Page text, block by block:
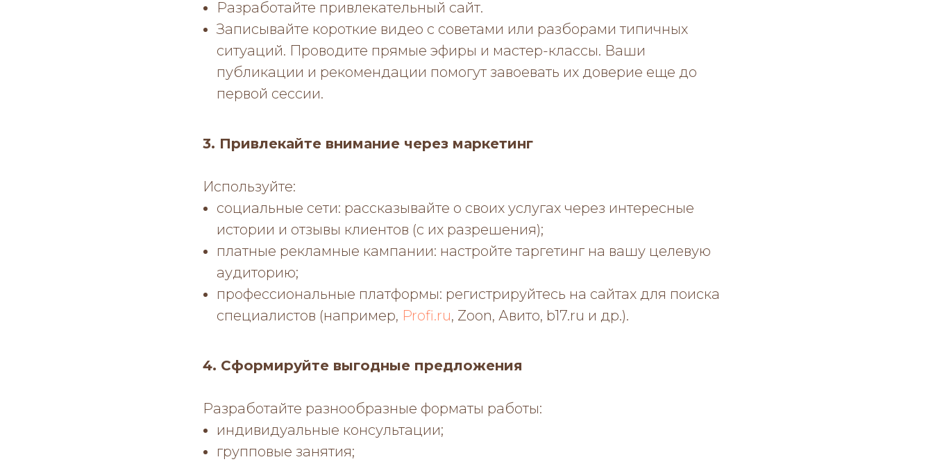
Разработайте привлекательный сайт.
Записывайте короткие видео с советами или разборами типичных
ситуаций. Проводите прямые эфиры и мастер-классы. Ваши
публикации и рекомендации помогут завоевать их доверие еще до
первой сессии.
3. Привлекайте внимание через маркетинг
Используйте:
социальные сети: рассказывайте о своих услугах через интересные
истории и отзывы клиентов (с их разрешения);
платные рекламные кампании: настройте таргетинг на вашу целевую
аудиторию;
профессиональные платформы: регистрируйтесь на сайтах для поиска
специалистов (например, Profi.ru, Zoon, Авито, b17.ru и др.).
4. Сформируйте выгодные предложения
Разработайте разнообразные форматы работы:
индивидуальные консультации;
групповые занятия;